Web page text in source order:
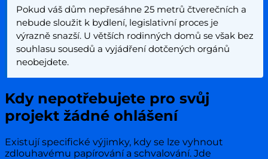
Pokud váš dům nepřesáhne 25 metrů čtverečních a
nebude sloužit k bydlení, legislativní proces je
výrazně snazší. U větších rodinných domů se však bez
souhlasu sousedů a vyjádření dotčených orgánů
neobejdete.
Kdy nepotřebujete pro svůj
projekt žádné ohlášení
Existují specifické výjimky, kdy se lze vyhnout
zdlouhavému papírování a schvalování. Jde